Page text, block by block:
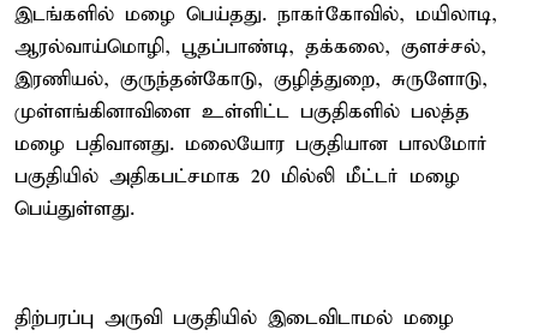
இடங்களில் மழை பெய்தது. நாகர்கோவில், மயிலாடி,
ஆரல்வாய்மொழி, பூதப்பாண்டி, தக்கலை, குளச்சல்,
இரணியல், குருந்தன்கோடு, குழித்துறை, சுருளோடு,
முள்ளங்கினாவிளை உள்ளிட்ட பகுதிகளில் பலத்த
மழை பதிவானது. மலையோர பகுதியான பாலமோர்
பகுதியில் அதிகபட்சமாக 20 மில்லி மீட்டர் மழை
பெய்துள்ளது.
திற்பரப்பு அருவி பகுதியில் இடைவிடாமல் மழை